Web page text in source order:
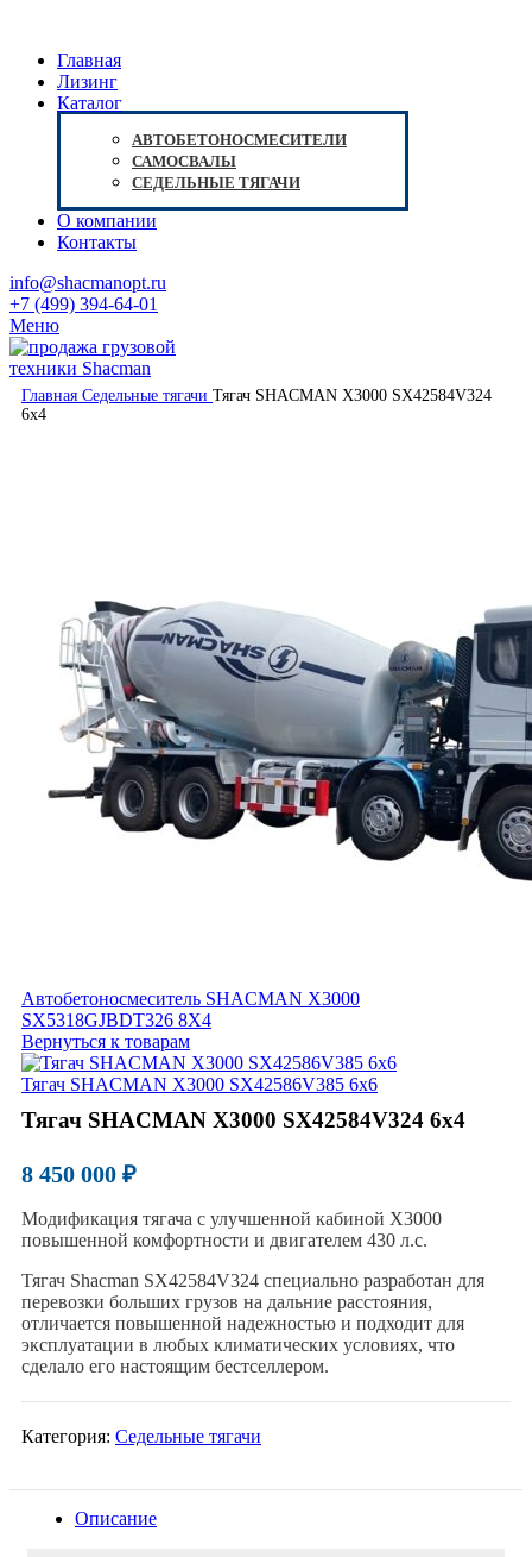
Главная
Лизинг
Каталог
АВТОБЕТОНОСМЕСИТЕЛИ
САМОСВАЛЫ
СЕДЕЛЬНЫЕ ТЯГАЧИ
О компании
Контакты
info@shacmanopt.ru
+7 (499) 394-64-01
Меню
Нажмите, чтобы увеличить
Главная Седельные тягачи Тягач SHACMAN X3000 SX42584V324
6х4
Автобетоносмеситель SHACMAN Х3000
SX5318GJBDT326 8X4
Вернуться к товарам
Тягач SHACMAN X3000 SX42586V385 6х6
Тягач SHACMAN X3000 SX42584V324 6х4
8 450 000 ₽
Модификация тягача с улучшенной кабиной Х3000
повышенной комфортности и двигателем 430 л.с.
Тягач Shacman SX42584V324 специально разработан для
перевозки больших грузов на дальние расстояния,
отличается повышенной надежностью и подходит для
эксплуатации в любых климатических условиях, что
сделало его настоящим бестселлером.
Категория: Седельные тягачи
Описание